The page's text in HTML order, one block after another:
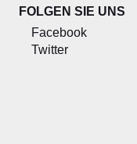
FOLGEN SIE UNS
Facebook
Twitter